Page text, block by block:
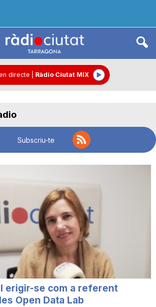
directe Ràdio Ciutat MIX
Subscriu-te
erigir-se com a referent
Open Data Lab